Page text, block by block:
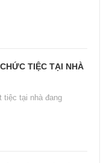
TIỆC TẠI NHÀ
tiệc tại nhà đang